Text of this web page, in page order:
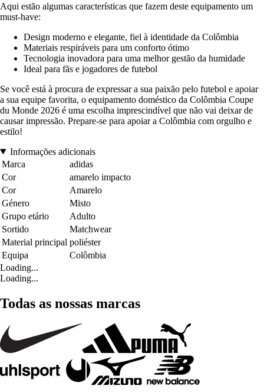
Aqui estão algumas características que fazem deste equipamento um
must-have:
Design moderno e elegante, fiel à identidade da Colômbia
Materiais respiráveis para um conforto ótimo
Tecnologia inovadora para uma melhor gestão da humidade
Ideal para fãs e jogadores de futebol
Se você está à procura de expressar a sua paixão pelo futebol e apoiar
a sua equipe favorita, o equipamento doméstico da Colômbia Coupe
du Monde 2026 é uma escolha imprescindível que não vai deixar de
causar impressão. Prepare-se para apoiar a Colômbia com orgulho e
estilo!
Informações adicionais
Marca
adidas
Cor
amarelo impacto
Cor
Amarelo
Género
Misto
Grupo etário
Adulto
Sortido
Matchwear
Material principal poliéster
Equipa
Colômbia
Loading...
Loading...
Todas as nossas marcas